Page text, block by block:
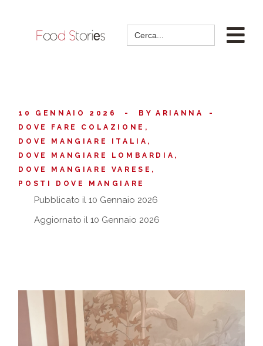
Search
for:
10 GENNAIO 2026 BY ARIANNA
DOVE FARE COLAZIONE
DOVE MANGIARE ITALIA
DOVE MANGIARE LOMBARDIA
DOVE MANGIARE VARESE
POSTI DOVE MANGIARE
Pubblicato il 10 Gennaio 2026
Aggiornato il 10 Gennaio 2026